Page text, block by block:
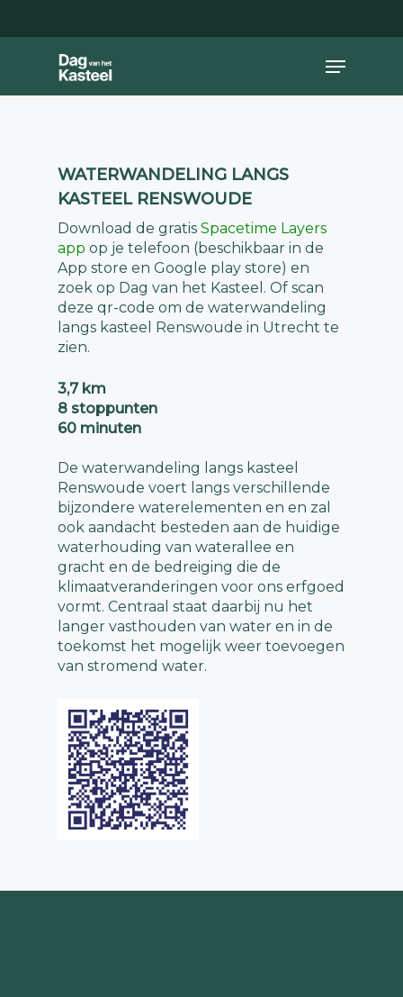
Menu
WATERWANDELING LANGS
KASTEEL RENSWOUDE
Download de gratisSpacetime Layers
app op je telefoon (beschikbaar in de
App store en Google play store) en
zoek op Dag van het Kasteel. Of scan
deze qr-code om de waterwandeling
langs kasteel Renswoude in Utrecht te
zien.
3,7 km
8 stoppunten
60 minuten
De waterwandeling langs kasteel
Renswoude voert langs verschillende
bijzondere waterelementen en en zal
ook aandacht besteden aan de huidige
waterhouding van waterallee en
gracht en de bedreiging die de
klimaatveranderingen voor ons erfgoed
vormt. Centraal staat daarbij nu het
langer vasthouden van water en in de
toekomst het mogelijk weer toevoegen
van stromend water.